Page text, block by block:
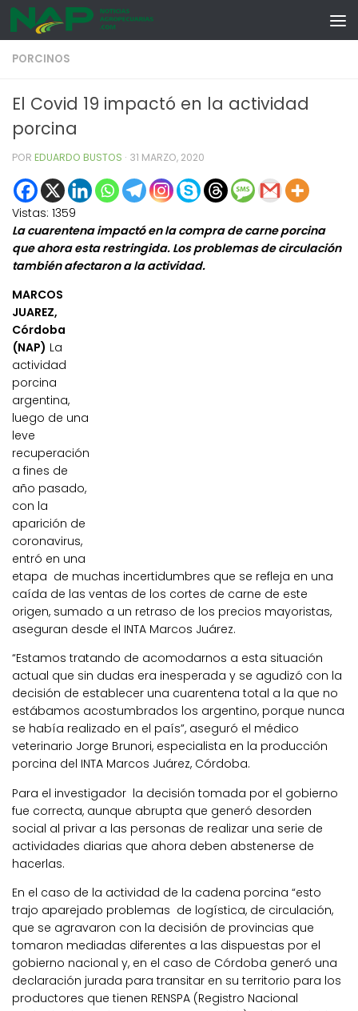
Skip to content
PORCINOS
El Covid 19 impactó en la actividad
porcina
POR EDUARDO BUSTOS · 31 MARZO, 2020
Vistas: 1359
La cuarentena impactó en la compra de carne porcina
que ahora esta restringida. Los problemas de circulación
también afectaron a la actividad.
MARCOS
JUAREZ,
Córdoba
(NAP) La
actividad
porcina
argentina,
luego de una
leve
recuperación
a fines de
año pasado,
con la
aparición de
coronavirus,
entró en una
etapa de muchas incertidumbres que se refleja en una
caída de las ventas de los cortes de carne de este
origen, sumado a un retraso de los precios mayoristas,
aseguran desde el INTA Marcos Juárez.
“Estamos tratando de acomodarnos a esta situación
actual que sin dudas era inesperada y se agudizó con la
decisión de establecer una cuarentena total a la que no
estábamos acostumbrados los argentino, porque nunca
se había realizado en el país”, aseguró el médico
veterinario Jorge Brunori, especialista en la producción
porcina del INTA Marcos Juárez, Córdoba.
Para el investigador la decisión tomada por el gobierno
fue correcta, aunque abrupta que generó desorden
social al privar a las personas de realizar una serie de
actividades diarias que ahora deben abstenerse de
hacerlas.
En el caso de la actividad de la cadena porcina “esto
trajo aparejado problemas de logística, de circulación,
que se agravaron con la decisión de provincias que
tomaron mediadas diferentes a las dispuestas por el
gobierno nacional y, en el caso de Córdoba generó una
declaración jurada para transitar en su territorio para los
productores que tienen RENSPA (Registro Nacional